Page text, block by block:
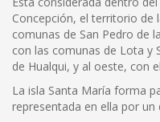
Concepción, el territorio de
comunas de San Pedro de
con las comunas de Lota y
de Hualqui, y al oeste, con
La isla Santa María forma
representada en ella por un